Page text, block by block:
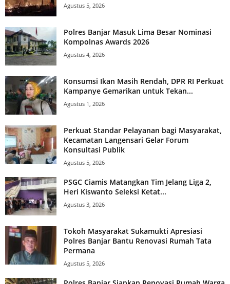
Agustus 5, 2026
Polres Banjar Masuk Lima Besar Nominasi
Kompolnas Awards 2026
Agustus 4, 2026
Konsumsi Ikan Masih Rendah, DPR RI Perkuat
Kampanye Gemarikan untuk Tekan...
Agustus 1, 2026
Perkuat Standar Pelayanan bagi Masyarakat,
Kecamatan Langensari Gelar Forum
Konsultasi Publik
Agustus 5, 2026
PSGC Ciamis Matangkan Tim Jelang Liga 2,
Heri Kiswanto Seleksi Ketat...
Agustus 3, 2026
Tokoh Masyarakat Sukamukti Apresiasi
Polres Banjar Bantu Renovasi Rumah Tata
Permana
Agustus 5, 2026